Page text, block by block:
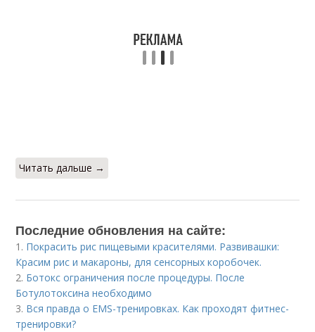
Читать дальше →
Последние обновления на сайте:
1. Покрасить рис пищевыми красителями. Развивашки:
Красим рис и макароны, для сенсорных коробочек.
2. Ботокс ограничения после процедуры. После
Ботулотоксина необходимо
3. Вся правда о EMS-тренировках. Как проходят фитнес-
тренировки?